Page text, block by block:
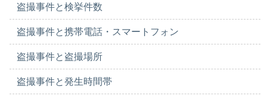
盗撮事件と検挙件数
盗撮事件と携帯電話・スマートフォン
盗撮事件と盗撮場所
盗撮事件と発生時間帯